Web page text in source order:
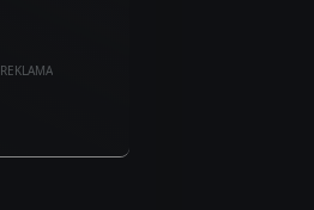
REKLAMA